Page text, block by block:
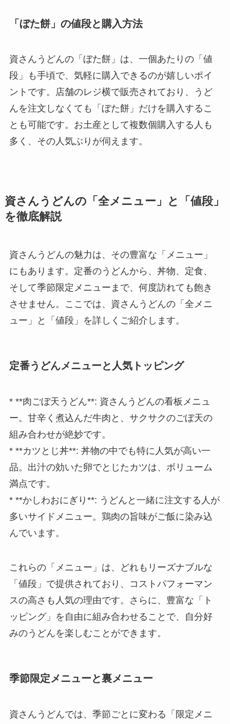
「ぼた餅」の値段と購入方法
資さんうどんの「ぼた餅」は、一個あたりの「値
段」も手頃で、気軽に購入できるのが嬉しいポイ
ントです。店舗のレジ横で販売されており、うど
んを注文しなくても「ぼた餅」だけを購入するこ
とも可能です。お土産として複数個購入する人も
多く、その人気ぶりが伺えます。
資さんうどんの「全メニュー」と「値段」
を徹底解説
資さんうどんの魅力は、その豊富な「メニュー」
にもあります。定番のうどんから、丼物、定食、
そして季節限定メニューまで、何度訪れても飽き
させません。ここでは、資さんうどんの「全メニ
ュー」と「値段」を詳しくご紹介します。
定番うどんメニューと人気トッピング
* **肉ごぼ天うどん**: 資さんうどんの看板メニュ
ー。甘辛く煮込んだ牛肉と、サクサクのごぼ天の
組み合わせが絶妙です。
* **カツとじ丼**: 丼物の中でも特に人気が高い一
品。出汁の効いた卵でとじたカツは、ボリューム
満点です。
* **かしわおにぎり**: うどんと一緒に注文する人が
多いサイドメニュー。鶏肉の旨味がご飯に染み込
んでいます。
これらの「メニュー」は、どれもリーズナブルな
「値段」で提供されており、コストパフォーマン
スの高さも人気の理由です。さらに、豊富な「ト
ッピング」を自由に組み合わせることで、自分好
みのうどんを楽しむことができます。
季節限定メニューと裏メニュー
資さんうどんでは、季節ごとに変わる「限定メニ